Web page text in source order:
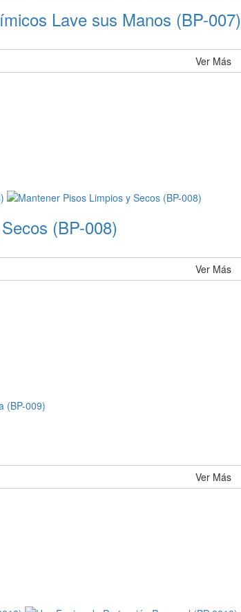
Lave sus Manos (BP-007)
Ver Más
(BP-008)
Ver Más
Ver Más